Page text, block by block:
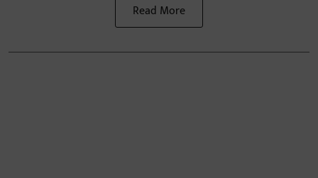
Read More